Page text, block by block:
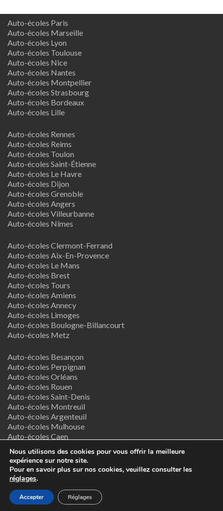
Auto-écoles Paris
Auto-écoles Marseille
Auto-écoles Lyon
Auto-écoles Toulouse
Auto-écoles Nice
Auto-écoles Nantes
Auto-écoles Montpellier
Auto-écoles Strasbourg
Auto-écoles Bordeaux
Auto-écoles Lille
Auto-écoles Rennes
Auto-écoles Reims
Auto-écoles Toulon
Auto-écoles Saint-Étienne
Auto-écoles Le Havre
Auto-écoles Dijon
Auto-écoles Grenoble
Auto-écoles Angers
Auto-écoles Villeurbanne
Auto-écoles Nîmes
Auto-écoles Clermont-Ferrand
Auto-écoles Aix-En-Provence
Auto-écoles Le Mans
Auto-écoles Brest
Auto-écoles Tours
Auto-écoles Amiens
Auto-écoles Annecy
Auto-écoles Limoges
Auto-écoles Boulogne-Billancourt
Auto-écoles Metz
Auto-écoles Besançon
Auto-écoles Perpignan
Auto-écoles Orléans
Auto-écoles Rouen
Auto-écoles Saint-Denis
Auto-écoles Montreuil
Auto-écoles Argenteuil
Auto-écoles Mulhouse
Auto-écoles Caen
Termes & Conditions
Copyright © 2026Supreme Directory Theme
WordPress
Nous utilisons des cookies pour vous offrir la meilleure
expérience sur notre site.
Pour en savoir plus sur nos cookies, veuillez consulter les
réglages.
Accepter Réglages